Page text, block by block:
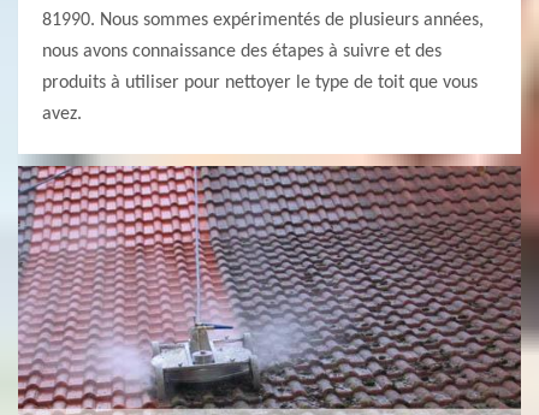
81990. Nous sommes expérimentés de plusieurs années,
nous avons connaissance des étapes à suivre et des
produits à utiliser pour nettoyer le type de toit que vous
avez.